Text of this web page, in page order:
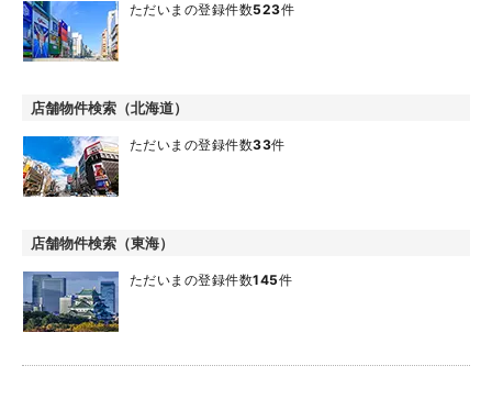
ただいまの登録件数523件
店舗物件検索（北海道）
ただいまの登録件数33件
店舗物件検索（東海）
ただいまの登録件数145件